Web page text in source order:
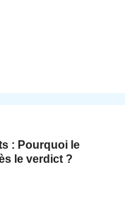
: Pourquoi le
le verdict ?